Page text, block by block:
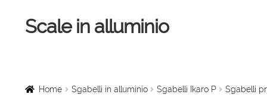
Vai
alla
Vai
al
Scale in alluminio
Scale a chiocciola
Home Sgabelli in alluminio Sgabelli Ikaro P Sgabelli